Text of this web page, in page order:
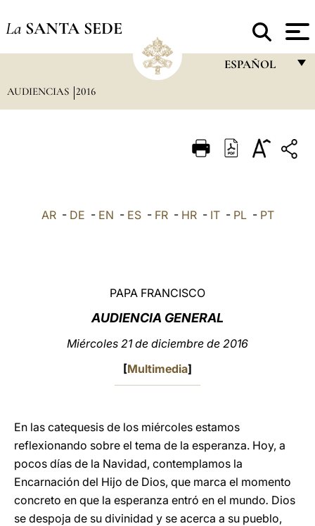
La SANTA SEDE
ESPAÑOL
ITALIANO
LATINE
AUDIENCIAS 2016
AR- DE - EN - ES- FR- HR- IT- PL- PT
PAPA FRANCISCO
AUDIENCIA GENERAL
Miércoles 21 de diciembre de 2016
[Multimedia]
En las catequesis de los miércoles estamos
reflexionando sobre el tema de la esperanza. Hoy, a
pocos días de la Navidad, contemplamos la
Encarnación del Hijo de Dios, que marca el momento
concreto en que la esperanza entró en el mundo. Dios
se despoja de su divinidad y se acerca a su pueblo,